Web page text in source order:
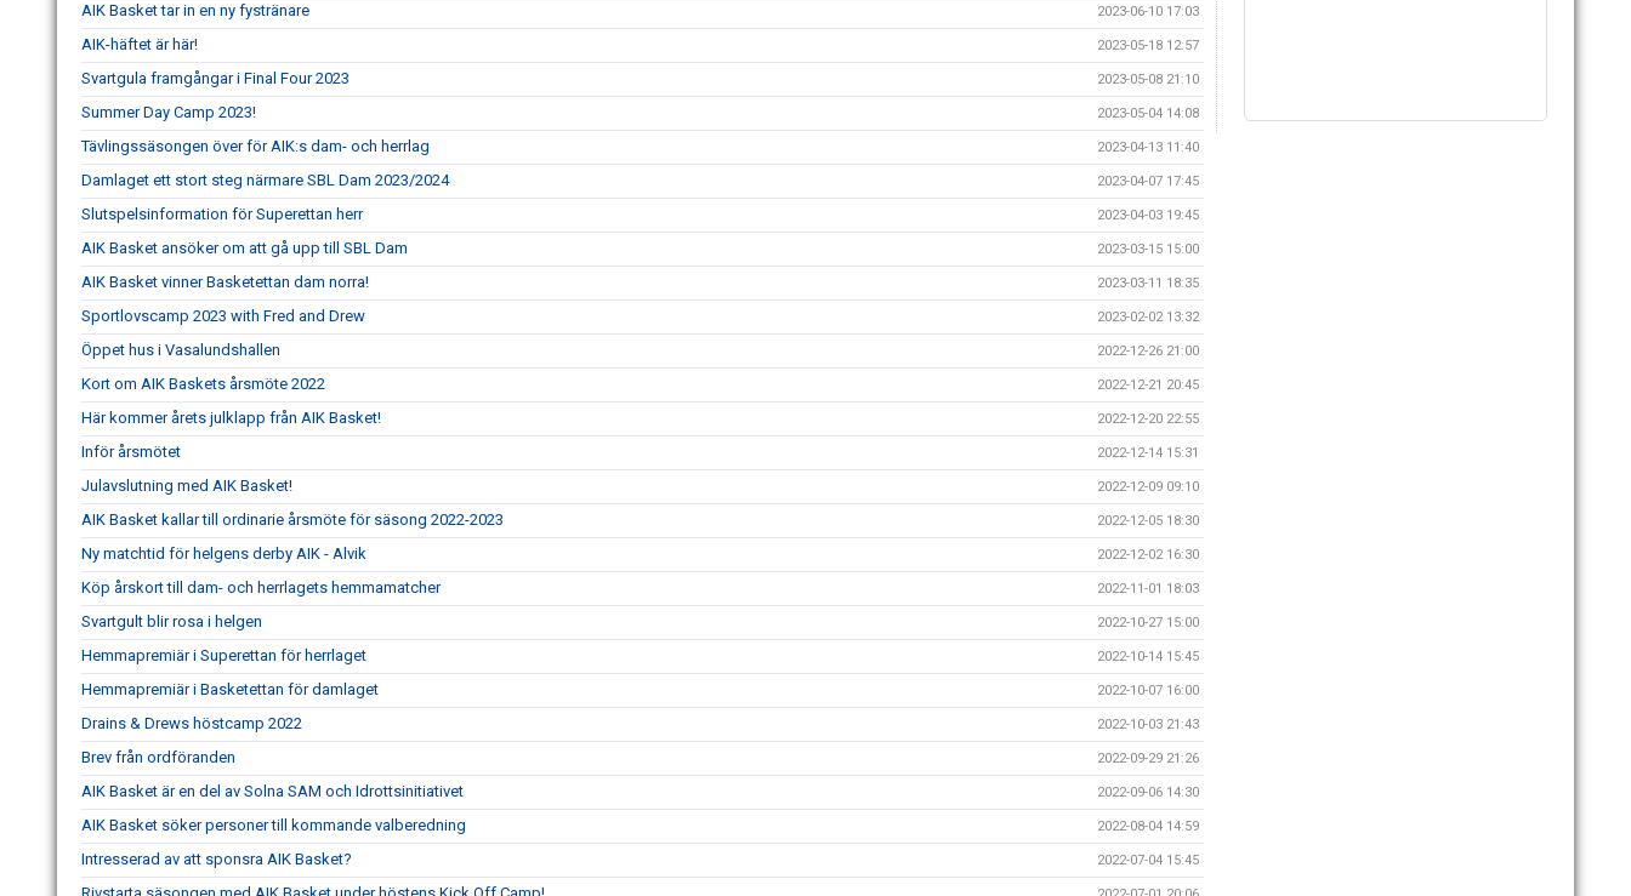
AIK Basket tar in en ny fystränare 2023-06-10 17:03
AIK-häftet är här! 2023-05-18 12:57
Svartgula framgångar i Final Four 2023 2023-05-08 21:10
Summer Day Camp 2023! 2023-05-04 14:08
Tävlingssäsongen över för AIK:s dam- och herrlag 2023-04-13 11:40
Damlaget ett stort steg närmare SBL Dam 2023/2024 2023-04-07 17:45
Slutspelsinformation för Superettan herr 2023-04-03 19:45
AIK Basket ansöker om att gå upp till SBL Dam 2023-03-15 15:00
AIK Basket vinner Basketettan dam norra! 2023-03-11 18:35
Sportlovscamp 2023 with Fred and Drew 2023-02-02 13:32
Öppet hus i Vasalundshallen 2022-12-26 21:00
Kort om AIK Baskets årsmöte 2022 2022-12-21 20:45
Här kommer årets julklapp från AIK Basket! 2022-12-20 22:55
Inför årsmötet 2022-12-14 15:31
Julavslutning med AIK Basket! 2022-12-09 09:10
AIK Basket kallar till ordinarie årsmöte för säsong 2022-2023 2022-12-05 18:30
Ny matchtid för helgens derby AIK - Alvik 2022-12-02 16:30
Köp årskort till dam- och herrlagets hemmamatcher 2022-11-01 18:03
Svartgult blir rosa i helgen 2022-10-27 15:00
Hemmapremiär i Superettan för herrlaget 2022-10-14 15:45
Hemmapremiär i Basketettan för damlaget 2022-10-07 16:00
Drains & Drews höstcamp 2022 2022-10-03 21:43
Brev från ordföranden 2022-09-29 21:26
AIK Basket är en del av Solna SAM och Idrottsinitiativet 2022-09-06 14:30
AIK Basket söker personer till kommande valberedning 2022-08-04 14:59
Intresserad av att sponsra AIK Basket? 2022-07-04 15:45